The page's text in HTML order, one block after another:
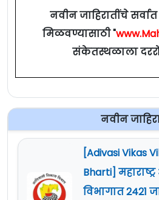
नवीन जाहिरातींचे
मिळवण्यासाठी "
संकेतस्थळाला
नवीन
[Adivasi Vikas
Bharti]
विभागात 2421